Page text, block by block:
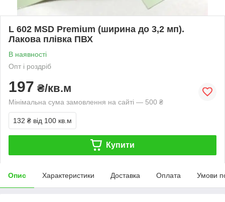
L 602 MSD Premium (ширина до 3,2 мп).
Лакова плівка ПВХ
В наявності
Опт і роздріб
197 ₴/кв.м
Мінімальна сума замовлення на сайті — 500 ₴
132 ₴ від 100 кв.м
Купити
Опис Характеристики Доставка Оплата Умови